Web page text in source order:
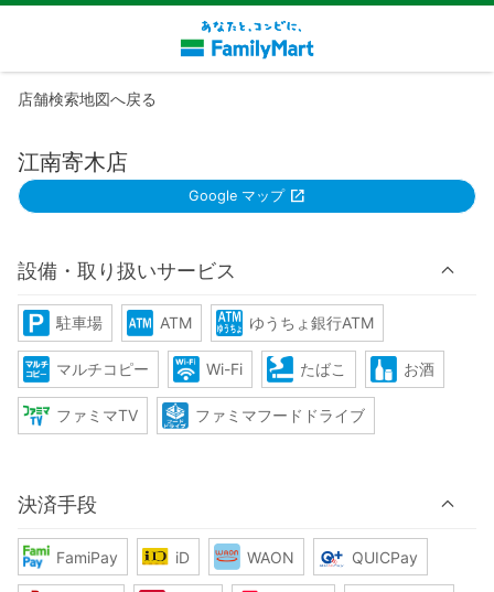
店舗検索地図へ戻る
江南寄木店
Google マップ
設備・取り扱いサービス
駐車場 ATM ゆうちょ銀行ATM
マルチコピー Wi-Fi たばこ お酒
ファミマTV ファミマフードドライブ
決済手段
FamiPay iD WAON QUICPay